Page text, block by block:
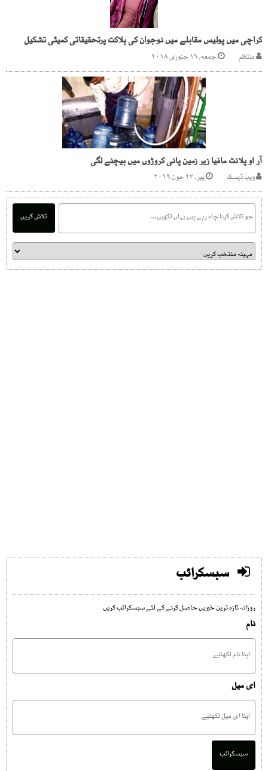
کراچی میں پولیس مقابلے میں نوجوان کی ہلاکت پرتحقیقاتی کمیٹی تشکیل
منتظم جمعه, ۱۹ جنوری ۲۰۱۸
آر او پلانٹ مافیا زیر زمین پانی کروڑوں میں بیچنے لگی
ویب ڈیسک پیر, ۲۴ جون ۲۰۱۹
تلاش کریں
سبسکرائب
روزانہ تازہ ترین خبریں حاصل کرنے کے لئے سبسکرائب کریں
نام
ای میل
سبسکرائب